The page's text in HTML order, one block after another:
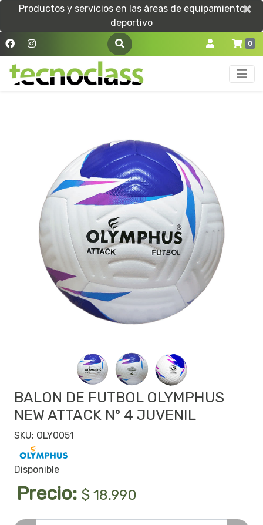
Productos y servicios en las áreas de equipamiento
deportivo
×
×
0
BALON DE FUTBOL OLYMPHUS
NEW ATTACK N° 4 JUVENIL
SKU: OLY0051
Disponible
Precio: $ 18.990